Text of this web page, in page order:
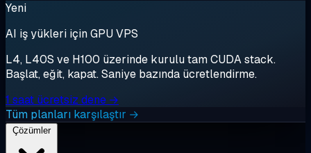
Yeni
AI iş yükleri için GPU VPS
L4, L40S ve H100 üzerinde kurulu tam CUDA stack.
Başlat, eğit, kapat. Saniye bazında ücretlendirme.
1 saat ücretsiz dene →
Tüm planları karşılaştır →
Çözümler